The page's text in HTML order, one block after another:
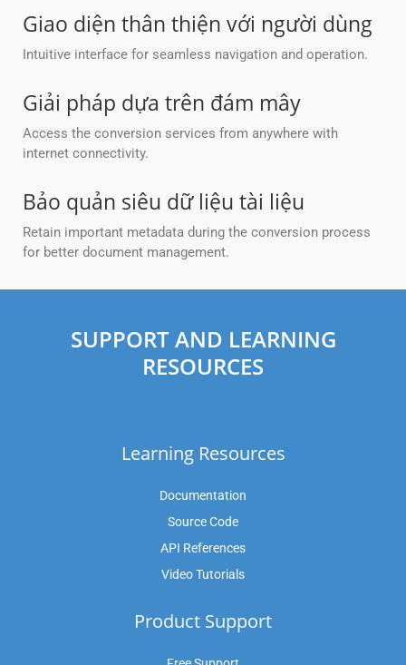
Giao diện thân thiện với người dùng
Intuitive interface for seamless navigation and operation.
Giải pháp dựa trên đám mây
Access the conversion services from anywhere with
internet connectivity.
Bảo quản siêu dữ liệu tài liệu
Retain important metadata during the conversion process
for better document management.
SUPPORT AND LEARNING
RESOURCES
Learning Resources
Documentation
Source Code
API References
Video Tutorials
Product Support